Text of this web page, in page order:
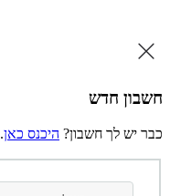
חשבון חדש
כבר יש לך חשבון? היכנס כאן.